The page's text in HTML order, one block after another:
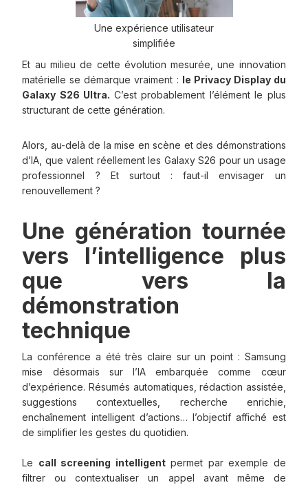
Une expérience utilisateur
simplifiée
Et au milieu de cette évolution mesurée, une innovation
matérielle se démarque vraiment : le Privacy Display du
Galaxy S26 Ultra. C’est probablement l’élément le plus
structurant de cette génération.
Alors, au-delà de la mise en scène et des démonstrations
d’IA, que valent réellement les Galaxy S26 pour un usage
professionnel ? Et surtout : faut-il envisager un
renouvellement ?
Une génération tournée
vers l’intelligence plus
que vers la
démonstration
technique
La conférence a été très claire sur un point : Samsung
mise désormais sur l’IA embarquée comme cœur
d’expérience. Résumés automatiques, rédaction assistée,
suggestions contextuelles, recherche enrichie,
enchaînement intelligent d’actions… l’objectif affiché est
de simplifier les gestes du quotidien.
Le call screening intelligentpermet par exemple de
filtrer ou contextualiser un appel avant même de